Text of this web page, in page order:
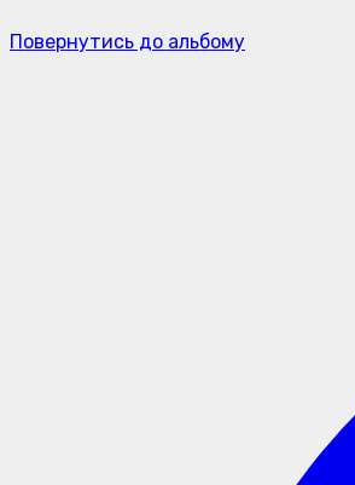
Повернутись до альбому